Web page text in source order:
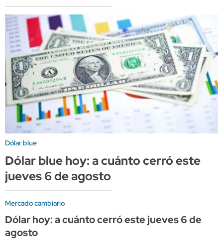
Dólar blue
Dólar blue hoy: a cuánto cerró este
jueves 6 de agosto
Mercado cambiario
Dólar hoy: a cuánto cerró este jueves 6 de
agosto